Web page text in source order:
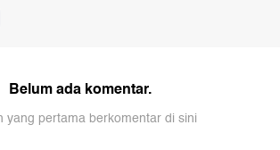
Belum ada komentar.
yang pertama berkomentar di sini